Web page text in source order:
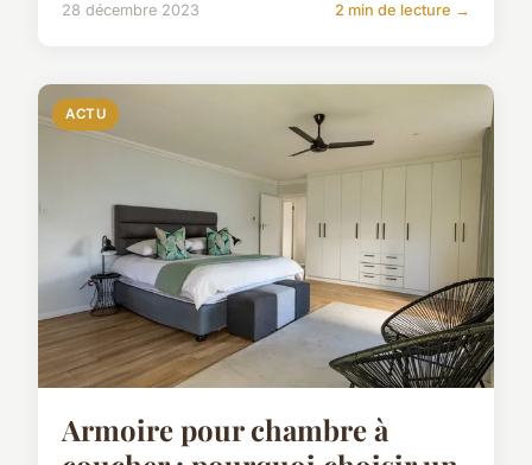
28 décembre 2023 2 min de lecture →
ACTU
Armoire pour chambre à